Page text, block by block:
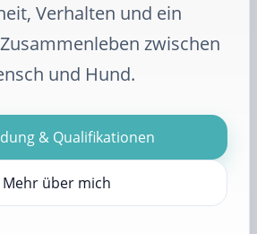
Verhalten und ein
zwischen
und Hund.
& Qualifikationen
Mehr über mich